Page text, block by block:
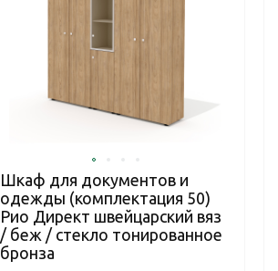
Шкаф для документов и
одежды (комплектация 50)
Рио Директ швейцарский вяз
/ беж / стекло тонированное
бронза